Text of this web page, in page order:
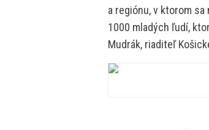
a regiónu, v ktorom
1000 mladých ľudí,
Mudrák, riaditeľ